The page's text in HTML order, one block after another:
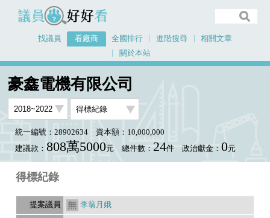
議員好好看
找議員 看廠商 全國排行 進階搜尋
相關文章
關於本站
豪鑫電機有限公司
統一編號：28902634
資本額：10,000,000
建議款： 808萬5000元 總件數： 24件 政治獻金： 0元
得標紀錄
李翁月娥